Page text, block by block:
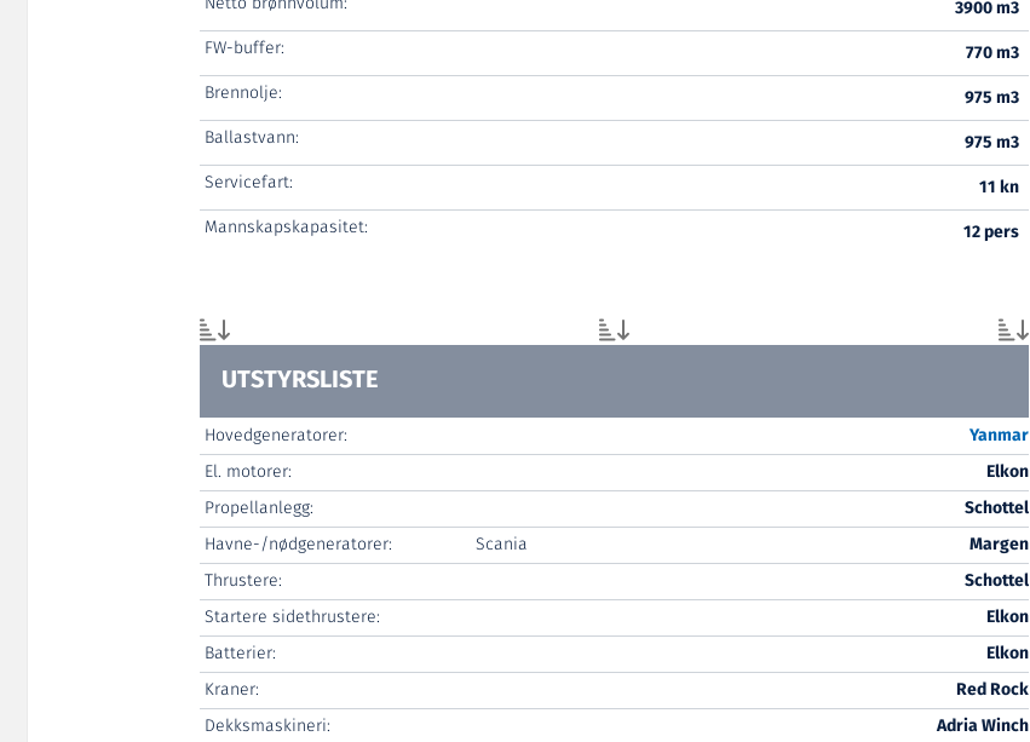
3900 m3
FW-buffer:
770 m3
Brennolje:
975 m3
Ballastvann:
975 m3
Servicefart:
11 kn
Mannskapskapasitet:
12 pers
UTSTYRSLISTE
Hovedgeneratorer:
Yanmar
El. motorer:
Elkon
Propellanlegg:
Schottel
Havne-/nødgeneratorer:
Scania
Margen
Thrustere:
Schottel
Startere sidethrustere:
Elkon
Batterier:
Elkon
Kraner:
Red Rock
Dekksmaskineri:
Adria Winch